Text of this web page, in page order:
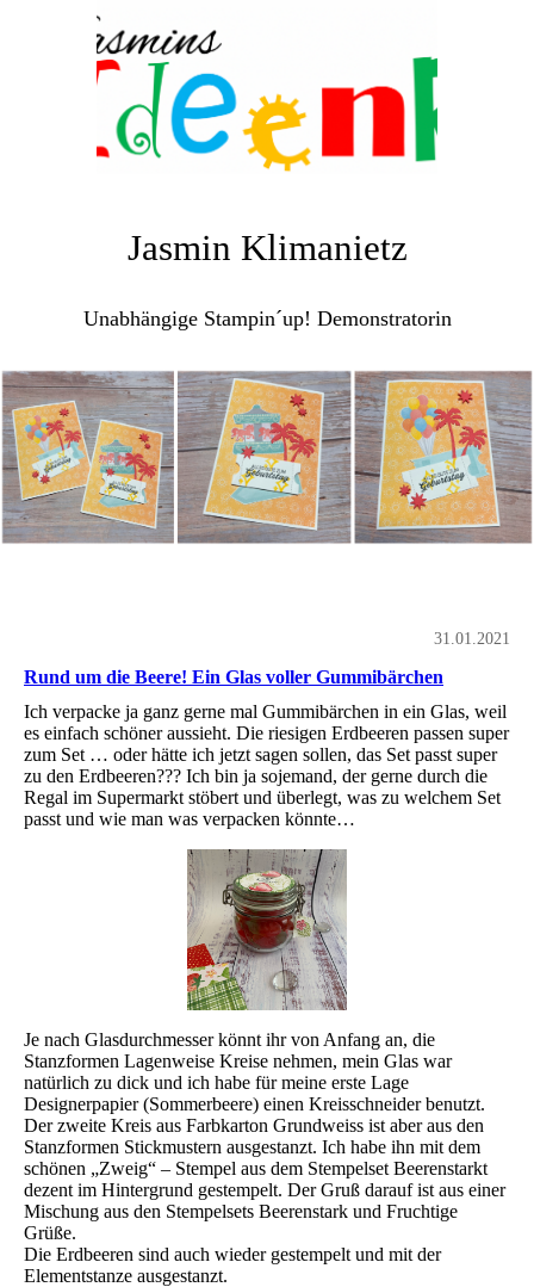
Jasmin Klimanietz
Unabhängige Stampin´up! Demonstratorin
31.01.2021
Rund um die Beere! Ein Glas voller Gummibärchen
Ich verpacke ja ganz gerne mal Gummibärchen in ein Glas, weil
es einfach schöner aussieht. Die riesigen Erdbeeren passen super
zum Set … oder hätte ich jetzt sagen sollen, das Set passt super
zu den Erdbeeren??? Ich bin ja sojemand, der gerne durch die
Regal im Supermarkt stöbert und überlegt, was zu welchem Set
passt und wie man was verpacken könnte…
Je nach Glasdurchmesser könnt ihr von Anfang an, die
Stanzformen Lagenweise Kreise nehmen, mein Glas war
natürlich zu dick und ich habe für meine erste Lage
Designerpapier (Sommerbeere) einen Kreisschneider benutzt.
Der zweite Kreis aus Farbkarton Grundweiss ist aber aus den
Stanzformen Stickmustern ausgestanzt. Ich habe ihn mit dem
schönen „Zweig“ – Stempel aus dem Stempelset Beerenstarkt
dezent im Hintergrund gestempelt. Der Gruß darauf ist aus einer
Mischung aus den Stempelsets Beerenstark und Fruchtige
Grüße.
Die Erdbeeren sind auch wieder gestempelt und mit der
Elementstanze ausgestanzt.